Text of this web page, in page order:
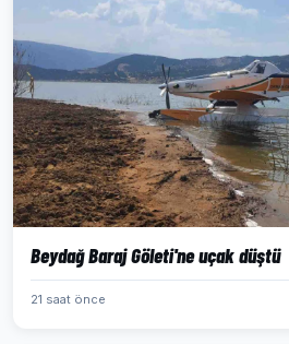
Beydağ Baraj Göleti'ne uçak düştü
21 saat önce